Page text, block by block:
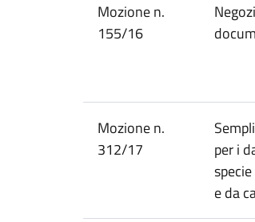
Mozione n.
155/16
Mozione n.
312/17
per i
e da